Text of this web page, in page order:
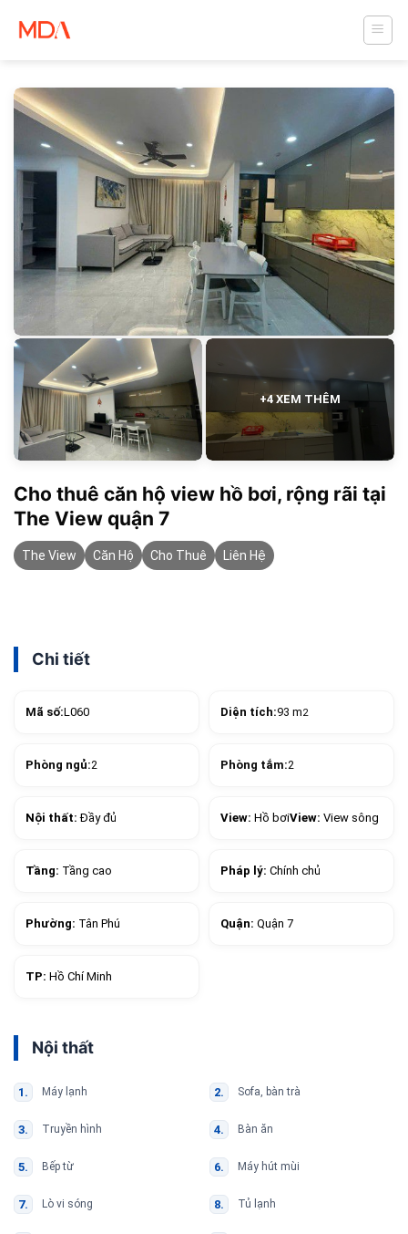
+4 XEM THÊM
Cho thuê căn hộ view hồ bơi, rộng rãi tại
The View quận 7
The View Căn Hộ Cho Thuê Liên Hệ
Chi tiết
Mã số:L060 Diện tích:93 m2
Phòng ngủ:2 Phòng tắm:2
Nội thất:Đầy đủ View: Hồ bơiView: View sông
Tầng: Tầng cao Pháp lý: Chính chủ
Phường: Tân Phú Quận: Quận 7
TP: Hồ Chí Minh
Nội thất
Máy lạnh Sofa, bàn trà
Truyền hình Bàn ăn
Bếp từ Máy hút mùi
Lò vi sóng Tủ lạnh